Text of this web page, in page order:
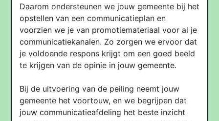
Daarom ondersteunen we jouw gemeente bij het
opstellen van een communicatieplan en
voorzien we je van promotiemateriaal voor al je
communicatiekanalen. Zo zorgen we ervoor dat
je voldoende respons krijgt om een goed beeld
te krijgen van de opinie in jouw gemeente.
Bij de uitvoering van de peiling neemt jouw
gemeente het voortouw, en we begrijpen dat
jouw communicatieafdeling het beste inzicht